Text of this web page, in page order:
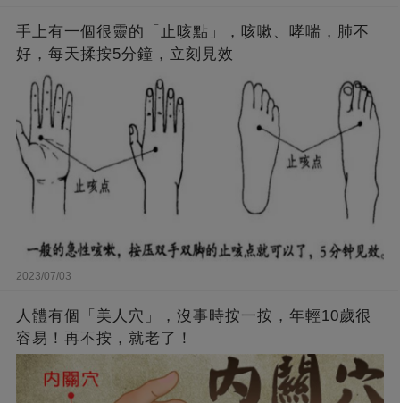
手上有一個很靈的「止咳點」，咳嗽、哮喘，肺不
好，每天揉按5分鐘，立刻見效
2023/07/03
人體有個「美人穴」，沒事時按一按，年輕10歲很
容易！再不按，就老了！